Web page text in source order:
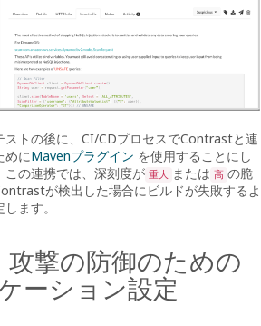
ストの後に、CI/CDプロセスでContrastと連
めにMavenプラグイン を使用することにし
この連携では、深刻度が 重大 または 高 の脆
が検出した場合にビルドが失敗するよ
ます。
攻撃の防御のための
ーション設定